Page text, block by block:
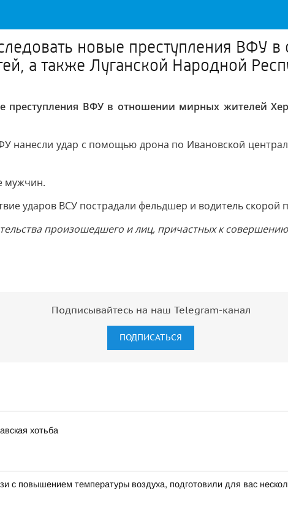
новые преступления ВФУ
а также Луганской Народной
преступления ВФУ в отношении мирных жителей
нанесли удар с помощью дрона по Ивановской
мужчин.
ударов ВСУ пострадали фельдшер и водитель
произошедшего и лиц, причастных к
Подписывайтесь на наш Telegram-канал
ПОДПИСАТЬСЯ
хотьба
с повышением температуры воздуха, подготовили для вас